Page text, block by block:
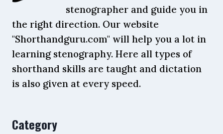
stenographer and guide you in
the right direction. Our website
"Shorthandguru.com" will help you a lot in
learning stenography. Here all types of
shorthand skills are taught and dictation
is also given at every speed.
Category